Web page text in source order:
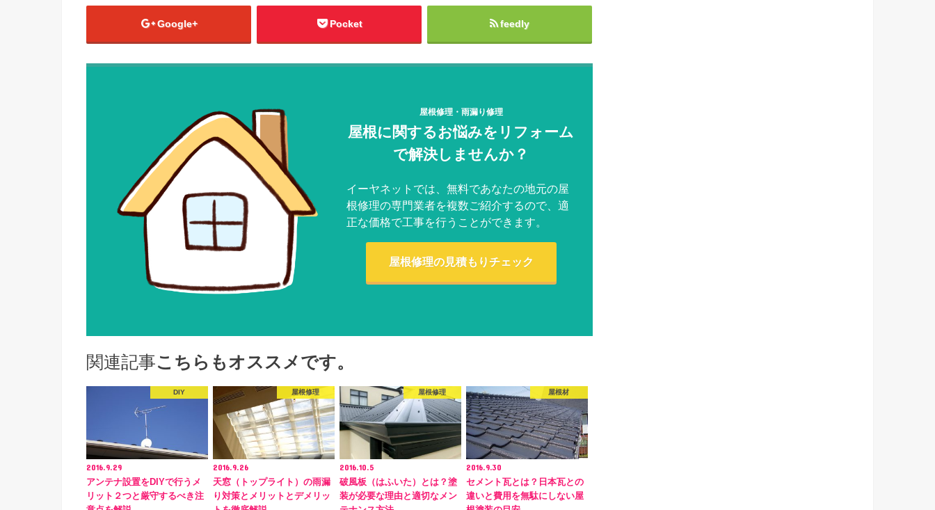
Google+ Pocket feedly
屋根修理・雨漏り修理
屋根に関するお悩みをリフォーム
で解決しませんか？
イーヤネットでは、無料であなたの地元の屋
根修理の専門業者を複数ご紹介するので、適
正な価格で工事を行うことができます。
屋根修理の見積もりチェック
関連記事こちらもオススメです。
DIY
2016.9.29
アンテナ設置をDIYで行うメ
リット２つと厳守するべき注
屋根修理
2016.9.26
天窓（トップライト）の雨漏
り対策とメリットとデメリッ
屋根修理
2016.10.5
破風板（はふいた）とは？塗
装が必要な理由と適切なメン
屋根材
2016.9.30
セメント瓦とは？日本瓦との
違いと費用を無駄にしない屋